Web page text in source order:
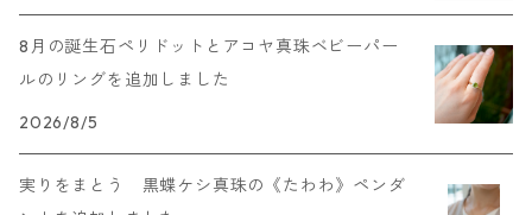
8月の誕生石ペリドットとアコヤ真珠ベビーパー
ルのリングを追加しました
2026/8/5
実りをまとう 黒蝶ケシ真珠の《たわわ》ペンダ